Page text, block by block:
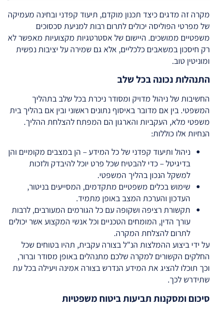
מקרה זה מדגים כיצד תכנון מוקדם, תיעוד קפדני ובחינה מעמיקה
של מפרטי הפוליסה יכולים לתרום רבות למניעת סכסוכים
משפטיים ממושכים. היישום של אסטרטגיות מקצועיות מאפשר לא
רק חיסכון במשאבים כלכליים, אלא גם שמירה על יציבות נפשית
ומוניטין טוב.
התנהלות נכונה בכל שלב
החשיבות של ניהול מדויק ומסודר ניכרת בכל שלב בתהליך
המשפטי. בין אם מדובר באיסוף נתונים ראשוני ובין אם בהליך בית
משפטי מלא, העקביות והארגון הם המפתח להצלחת ההליך.
הנחיות אלו כוללות:
ניהול ותיעוד קפדני של כל המידע – הן במצבים מקומיים והן
בדיגיטל – כדי להבטיח שכל פרט יוכל להיבדק ולזכות
למשקל הנכון בהליך המשפטי.
שימוש בכלים משפטיים מתקדמים, המסייעים בניטור,
העדכון והערכת המצב באופן מתמיד.
תקשורת רציפה ושקופה עם כל הגורמים המעורבים, לרבות
עורך הדין, המומחים הטכניים וכל אנשי המקצוע אשר יכולים
לתרום להצלחת המקרה.
על ידי ביצוע ההמלצות הנ"ל בצורה עקבית, תהיו בטוחים שכל
החלקים הקשורים למקרה שלכם מתנהלים באופן מסודר וברור,
וכך תוכלו להציג את המידע הנדרש בצורה אמינה ויעילה בכל עת
שתידרש לכך.
סיכום ומסקנות תביעות ביטוח משפטיות